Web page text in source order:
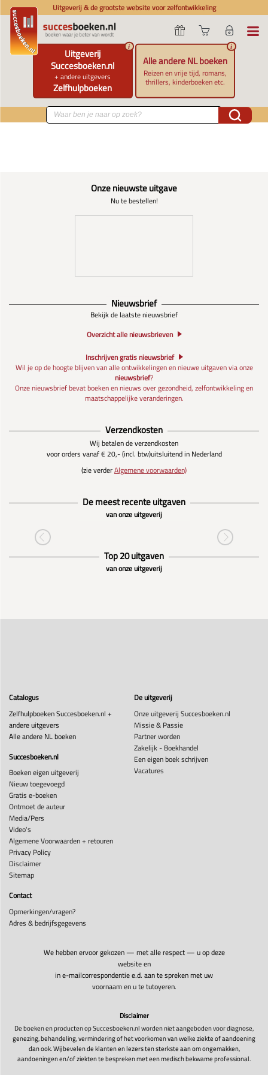
Uitgeverij & de grootste website voor zelfontwikkeling
Uitgeverij
Succesboeken.nl
+ andere uitgevers
Zelfhulpboeken
i
Alle andere NL boeken
Reizen en vrije tijd, romans,
thrillers, kinderboeken etc.
i
Onze nieuwste uitgave
Nu te bestellen!
Nieuwsbrief
Bekijk de laatste nieuwsbrief
Overzicht alle nieuwsbrieven
Inschrijven gratis nieuwsbrief
Wil je op de hoogte blijven van alle ontwikkelingen en nieuwe uitgaven via onze
nieuwsbrief?
Onze nieuwsbrief bevat boeken en nieuws over gezondheid, zelfontwikkeling en
maatschappelijke veranderingen.
Verzendkosten
Wij betalen de verzendkosten
voor orders vanaf € 20,- (incl. btw)uitsluitend in Nederland
(zie verderAlgemene voorwaarden)
De meest recente uitgaven
van onze uitgeverij
Top 20 uitgaven
van onze uitgeverij
Catalogus
Zelfhulpboeken Succesboeken.nl +
andere uitgevers
Alle andere NL boeken
Succesboeken.nl
Boeken eigen uitgeverij
Nieuw toegevoegd
Gratis e-boeken
Ontmoet de auteur
Media/Pers
Video's
Algemene Voorwaarden + retouren
Privacy Policy
Disclaimer
Sitemap
De uitgeverij
Onze uitgeverij Succesboeken.nl
Missie & Passie
Partner worden
Zakelijk - Boekhandel
Een eigen boek schrijven
Vacatures
Contact
Opmerkingen/vragen?
Adres & bedrijfsgegevens
We hebben ervoor gekozen — met alle respect — u op deze
website en
in e-mailcorrespondentie e.d. aan te spreken met uw
voornaam en u te tutoyeren.
Disclaimer
De boeken en producten op Succesboeken.nl worden niet aangeboden voor diagnose,
genezing, behandeling, vermindering of het voorkomen van welke ziekte of aandoening
dan ook. Wij bevelen de klanten en lezers ten sterkste aan om ongemakken,
aandoeningen en/of ziekten te bespreken met een medisch bekwame professional.